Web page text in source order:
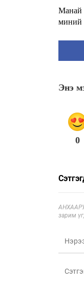
Манай
миний
Энэ
0
зарим